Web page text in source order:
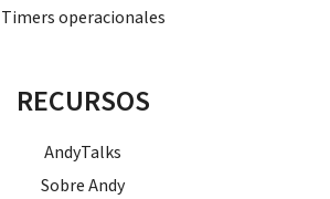
Timers operacionales
RECURSOS
AndyTalks
Sobre Andy